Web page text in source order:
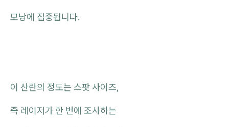
모낭에 집중됩니다.
이 산란의 정도는 스팟 사이즈,
즉 레이저가 한 번에 조사하는